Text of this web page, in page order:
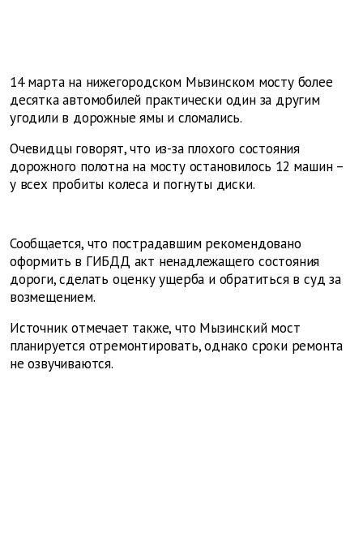
14 марта на нижегородском Мызинском мосту более
десятка автомобилей практически один за другим
угодили в дорожные ямы и сломались.
Очевидцы говорят, что из-за плохого состояния
дорожного полотна на мосту остановилось 12 машин –
у всех пробиты колеса и погнуты диски.
Сообщается, что пострадавшим рекомендовано
оформить в ГИБДД акт ненадлежащего состояния
дороги, сделать оценку ущерба и обратиться в суд за
возмещением.
Источник отмечает также, что Мызинский мост
планируется отремонтировать, однако сроки ремонта
не озвучиваются.